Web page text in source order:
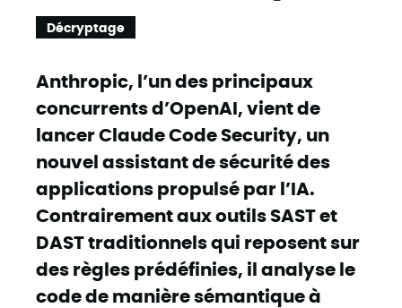
Décryptage
Anthropic, l’un des principaux
concurrents d’OpenAI, vient de
lancer Claude Code Security, un
nouvel assistant de sécurité des
applications propulsé par l’IA.
Contrairement aux outils SAST et
DAST traditionnels qui reposent sur
des règles prédéfinies, il analyse le
code de manière sémantique à